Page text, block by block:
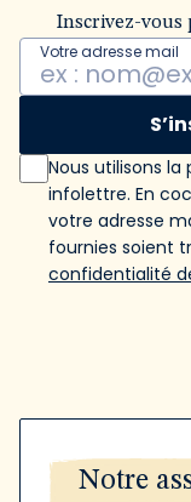
Inscrivez-vous
Votre adresse mail
Nous utilisons
infolettre. En
votre adresse
fournies soient
confidentialité
Notre